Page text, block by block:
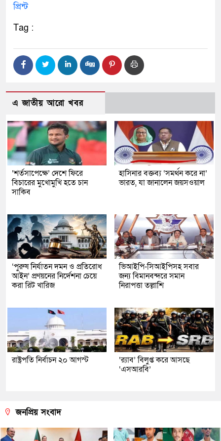
প্রিন্ট
Tag :
এ জাতীয় আরো খবর
‘শর্তসাপেক্ষে’ দেশে ফিরে
বিচারের মুখোমুখি হতে চান
সাকিব
হাসিনার বক্তব্য ‘সমর্থন করে না’
ভারত, যা জানালেন জয়সওয়াল
‘পুরুষ নির্যাতন দমন ও প্রতিরোধ
আইন’ প্রণয়নের নির্দেশনা চেয়ে
করা রিট খারিজ
ভিআইপি-সিআইপিসহ সবার
জন্য বিমানবন্দরে সমান
নিরাপত্তা তল্লাশি
রাষ্ট্রপতি নির্বাচন ২০ আগস্ট
‘র‍্যাব’ বিলুপ্ত করে আসছে
‘এসআরবি’
জনপ্রিয় সংবাদ